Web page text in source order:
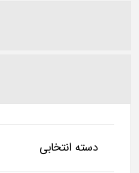
دسته انتخابی